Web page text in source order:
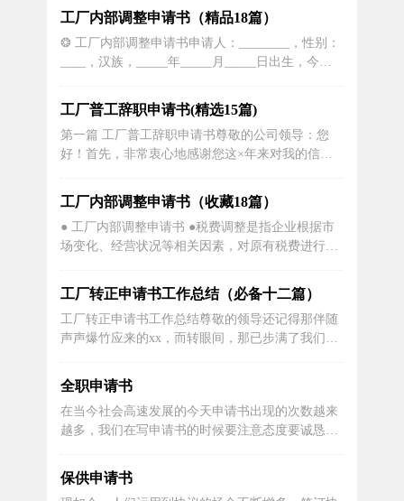
合生产的工厂。特此向贵公司提出租赁申请。一、
租赁目的：计划将租赁的工厂用于扩大生产规模，
提高生产效率和产能，满足市场需求。租赁工厂
后，将将原有生产线进行扩展，引进更...
工厂内部调整申请书（精品18篇）
❂ 工厂内部调整申请书申请人：________，性别：
____，汉族，_____年_____月_____日出生，今年
_________________，职业_________________，联
系方式：______________.被申请人：__________...
工厂普工辞职申请书(精选15篇)
第一篇 工厂普工辞职申请书尊敬的公司领导：您
好！首先，非常衷心地感谢您这×年来对我的信任
情况，觉得来××公司工作是我的幸运，我一直非常
珍惜这份工作，这×年来公司领导对我的关心和教
导，同事们对我的帮助让我感激不尽。在公司工作
的×年的时间中，我学到了很多东西，...
工厂内部调整申请书（收藏18篇）
● 工厂内部调整申请书 ●税费调整是指企业根据市
场变化、经营状况等相关因素，对原有税费进行调
请书则是企业向相关税务部门提交的一份申请文
件，用来说明调整的原因、依据和期望效果等内
容，以期得到相关部门的支持和协助。下面将从税
费调整的意义、影响、申请书的写作要点...
工厂转正申请书工作总结（必备十二篇）
工厂转正申请书工作总结尊敬的领导还记得那伴随
声声爆竹应来的xx，而转眼间，那已步满了我们无
中划过。xx年的大门在向我们敞开。新的一年的钟
声也即将敲响，回首这过去的一年，岁月记载了我
们工作中辛勤的汗水，记载了操场上那与孩子为伴
的欢笑，更记载了抗击非典的众志...
全职申请书
在当今社会高速发展的今天申请书出现的次数越来
越多，我们在写申请书的时候要注意态度要诚恳、
整理的入职申请书范文（通用19篇），欢迎大家借
鉴与参考，希望对大家有所帮助。全职申请书 篇1
保供申请书